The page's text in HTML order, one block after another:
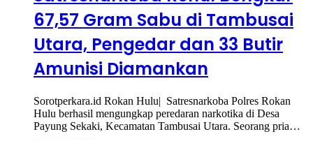
67,57 Gram Sabu di Tambusai
Utara, Pengedar dan 33 Butir
Amunisi Diamankan
Sorotperkara.id Rokan Hulu| Satresnarkoba Polres Rokan
Hulu berhasil mengungkap peredaran narkotika di Desa
Payung Sekaki, Kecamatan Tambusai Utara. Seorang pria…